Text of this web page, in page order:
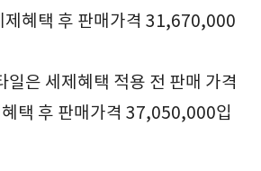
혜택 후 판매가격 31,670,000
일은 세제혜택 적용 전 판매 가격
택 후 판매가격 37,050,000입